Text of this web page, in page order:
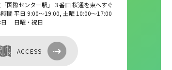
国際センター駅」３番口 桜通を東へすぐ
間 平日 9:00～19:00, 土曜 10:00～17:00
日曜・祝日
ACCESS